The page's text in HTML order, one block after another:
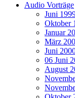
Audio Vorträge
Juni
Oktober
Januar
März
Juni
06 Juni
August